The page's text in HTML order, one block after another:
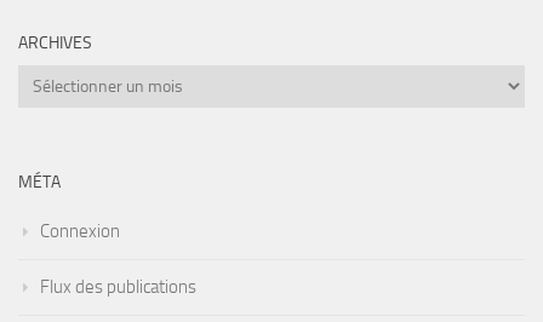
ARCHIVES
Archives
MÉTA
Connexion
Flux des publications